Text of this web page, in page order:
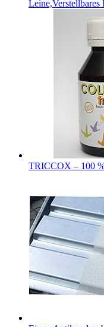
TRICCOX – 100